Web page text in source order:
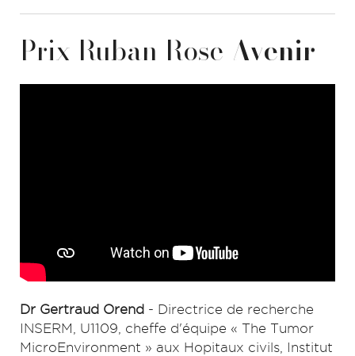
Prix Ruban Rose Avenir
Dr Gertraud Orend - Directrice de recherche
INSERM, U1109, cheffe d'équipe « The Tumor
MicroEnvironment » aux Hopitaux civils, Institut